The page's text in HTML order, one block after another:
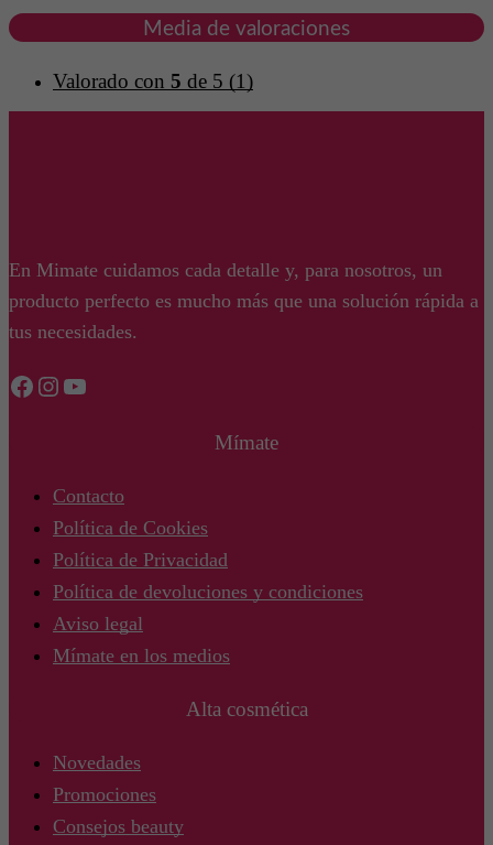
Media de valoraciones
Valorado con 5 de 5 (1)
En Mimate cuidamos cada detalle y, para nosotros, un
producto perfecto es mucho más que una solución rápida a
tus necesidades.
Facebook
Instagram
YouTube
Mímate
Contacto
Política de Cookies
Política de Privacidad
Política de devoluciones y condiciones
Aviso legal
Mímate en los medios
Alta cosmética
Novedades
Promociones
Consejos beauty